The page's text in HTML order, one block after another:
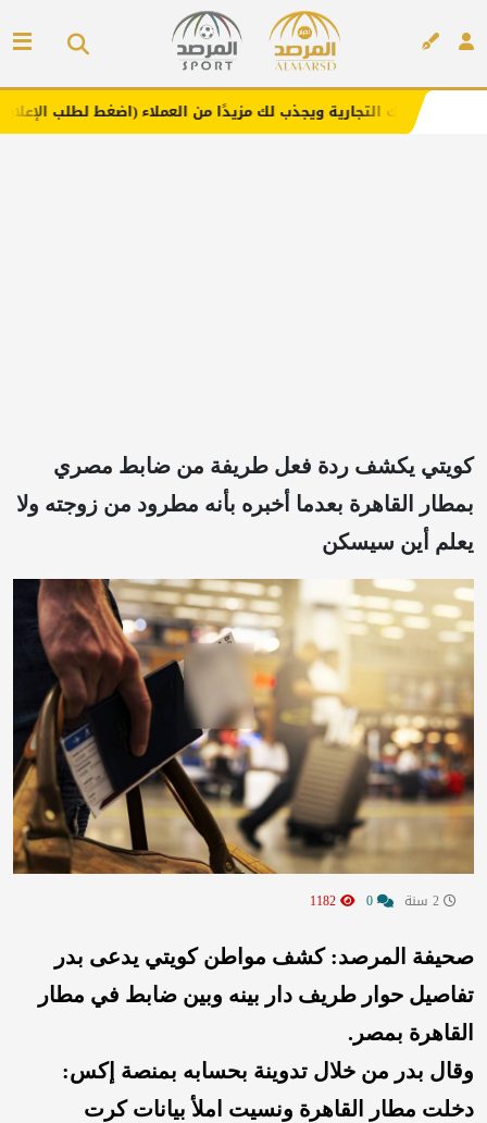
ويجذب لك مزيدًا من العملاء (اضغط لطلب الإعلان)
كويتي يكشف ردة فعل طريفة من ضابط مصري
بمطار القاهرة بعدما أخبره بأنه مطرود من زوجته ولا
يعلم أين سيسكن
صحيفة المرصد: كشف مواطن كويتي يدعى بدر
تفاصيل حوار طريف دار بينه وبين ضابط في مطار
القاهرة بمصر.
وقال بدر من خلال تدوينة بحسابه بمنصة إكس:
دخلت مطار القاهرة ونسيت املأ بيانات كرت